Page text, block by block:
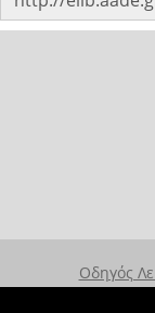
Οδηγός